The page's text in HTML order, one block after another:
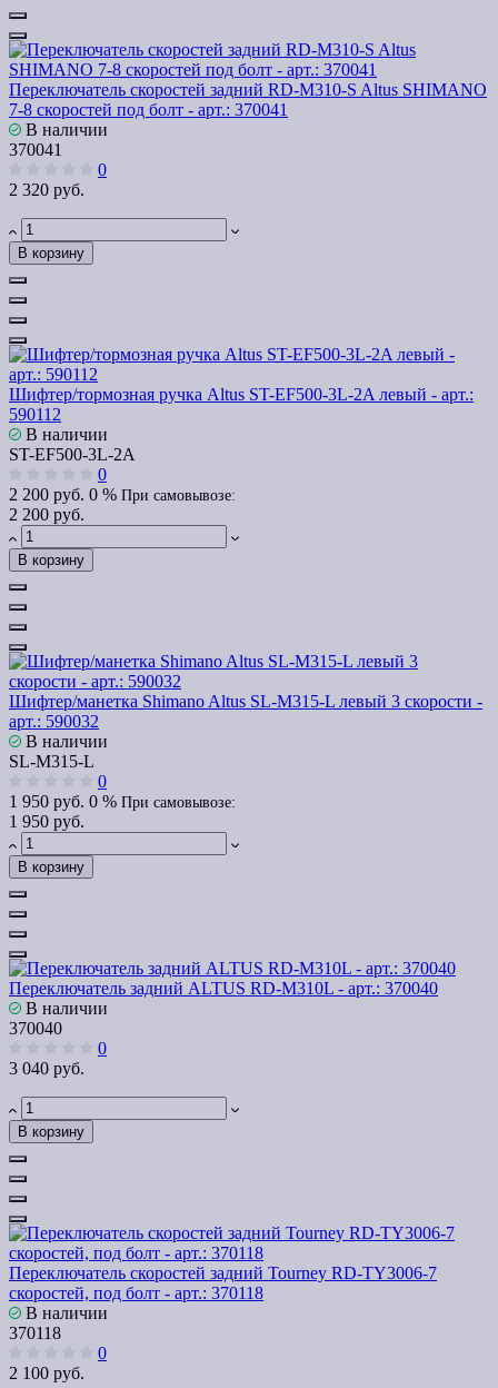
Переключатель скоростей задний RD-M310-S Altus SHIMANO
7-8 скоростей под болт - арт.: 370041
В наличии
370041
0
2 320 руб.
В корзину
Шифтер/тормозная ручка Altus ST-EF500-3L-2A левый - арт.:
590112
В наличии
ST-EF500-3L-2A
0
2 200 руб. 0 % При самовывозе:
2 200 руб.
В корзину
Шифтер/манетка Shimano Altus SL-M315-L левый 3 скорости -
арт.: 590032
В наличии
SL-M315-L
0
1 950 руб. 0 % При самовывозе:
1 950 руб.
В корзину
Переключатель задний ALTUS RD-M310L - арт.: 370040
В наличии
370040
0
3 040 руб.
В корзину
Переключатель скоростей задний Tourney RD-TY3006-7
скоростей, под болт - арт.: 370118
В наличии
370118
0
2 100 руб.